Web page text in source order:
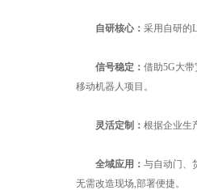
自研核心： 采用自研的
信号稳定： 借助5G大
移动机器人项目。
灵活定制： 根据企业生
全域应用： 与自动门、
无需改造现场,部署便捷。